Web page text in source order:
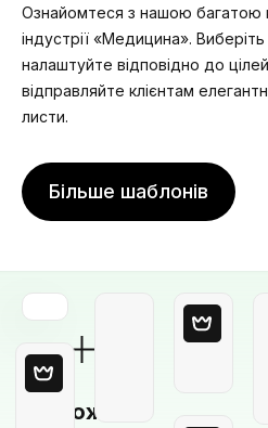
Ознайомтеся з нашою багатою
індустрії «Медицина». Виберіть
налаштуйте відповідно до
відправляйте клієнтам
листи.
Більше шаблонів
Порожній